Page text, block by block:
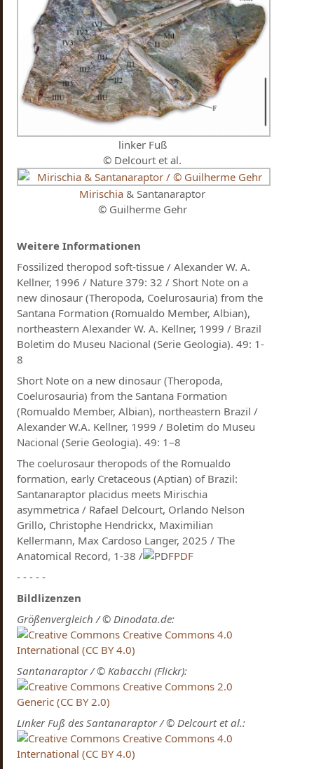
linker Fuß
© Delcourt et al.
Mirischia & Santanaraptor
© Guilherme Gehr
Weitere Informationen
Fossilized theropod soft-tissue / Alexander W. A.
Kellner, 1996 / Nature 379: 32 / Short Note on a
new dinosaur (Theropoda, Coelurosauria) from the
Santana Formation (Romualdo Member, Albian),
northeastern Alexander W. A. Kellner, 1999 / Brazil
Boletim do Museu Nacional (Serie Geologia). 49: 1-
8
Short Note on a new dinosaur (Theropoda,
Coelurosauria) from the Santana Formation
(Romualdo Member, Albian), northeastern Brazil /
Alexander W.A. Kellner, 1999 / Boletim do Museu
Nacional (Serie Geologia). 49: 1–8
The coelurosaur theropods of the Romualdo
formation, early Cretaceous (Aptian) of Brazil:
Santanaraptor placidus meets Mirischia
asymmetrica / Rafael Delcourt, Orlando Nelson
Grillo, Christophe Hendrickx, Maximilian
Kellermann, Max Cardoso Langer, 2025 / The
Anatomical Record, 1-38 /
PDF
- - - - -
Bildlizenzen
Größenvergleich / © Dinodata.de:
Creative Commons 4.0
International (CC BY 4.0)
Santanaraptor / © Kabacchi (Flickr):
Creative Commons 2.0
Generic (CC BY 2.0)
Linker Fuß des Santanaraptor / © Delcourt et al.:
Creative Commons 4.0
International (CC BY 4.0)